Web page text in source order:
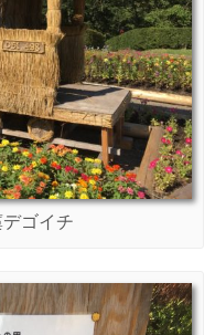
ゴイチ